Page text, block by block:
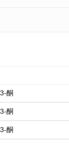
酮
酮
酮